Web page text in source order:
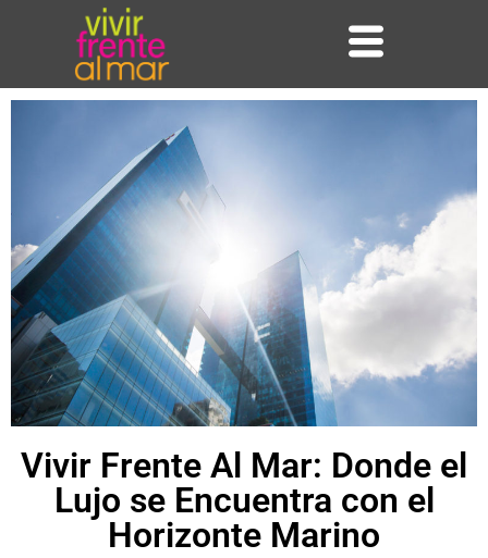
Vivir Frente Al Mar: Donde el
Lujo se Encuentra con el
Horizonte Marino